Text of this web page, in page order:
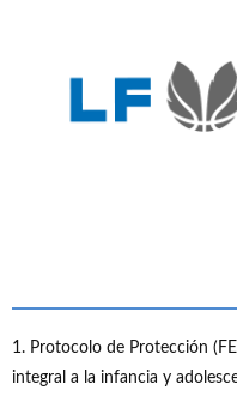
1. Protocolo de Protección
integral a la infancia y